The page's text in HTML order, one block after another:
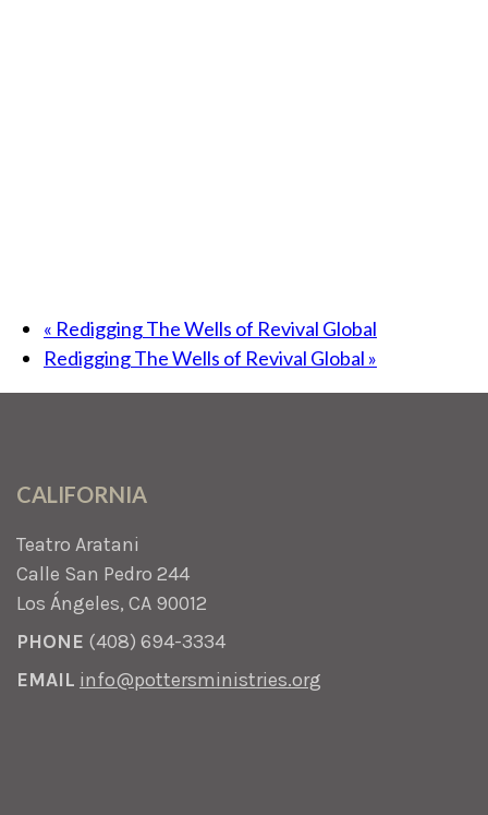
« Redigging The Wells of Revival Global
Redigging The Wells of Revival Global »
CALIFORNIA
Teatro Aratani
Calle San Pedro 244
Los Ángeles, CA 90012
PHONE (408) 694-3334
EMAIL info@pottersministries.org